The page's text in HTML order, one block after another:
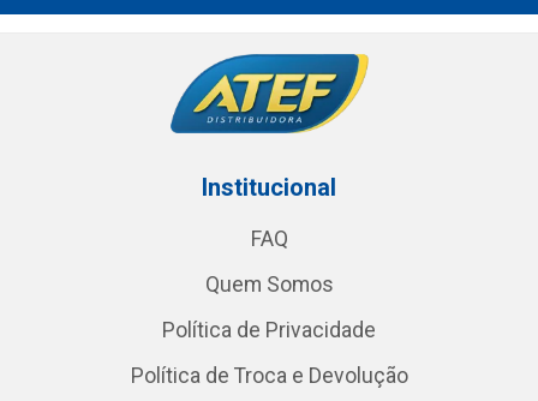
Institucional
FAQ
Quem Somos
Política de Privacidade
Política de Troca e Devolução